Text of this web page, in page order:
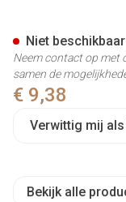
€ 9,38
Verwittig mij
Niet beschikbaar
Neem contact op met
samen de
Bekijk alle